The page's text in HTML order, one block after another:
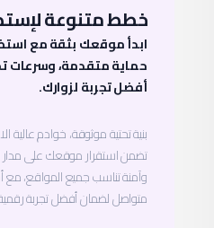
خطط متنوعة
ابدأ موقعك بثقة مع
حماية متقدمة، وسرعات
أفضل تجربة لزوارك.
بنية تحتية موثوقة، خوادم عالية
تضمن استقرار موقعك على
وآمنة تناسب جميع المواقع، مع
متواصل لضمان أفضل تجربة